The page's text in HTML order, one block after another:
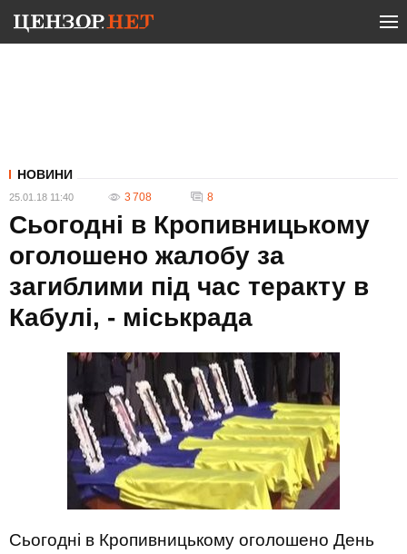
НОВИНИ
25.01.18 11:40 3 708 8
Сьогодні в Кропивницькому
оголошено жалобу за
загиблими під час теракту в
Кабулі, - міськрада
Сьогодні в Кропивницькому оголошено День